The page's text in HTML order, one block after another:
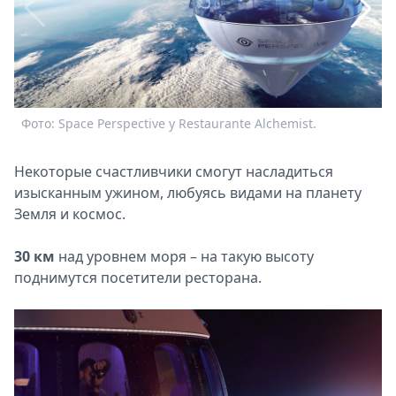
Спецпроекты
Звезды
Выборы
2026
Скачай
Metro
Фото: Space Perspective y Restaurante Alchemist.
Некоторые счастливчики смогут насладиться
изысканным ужином, любуясь видами на планету
Земля и космос.
30 км над уровнем моря – на такую высоту
поднимутся посетители ресторана.